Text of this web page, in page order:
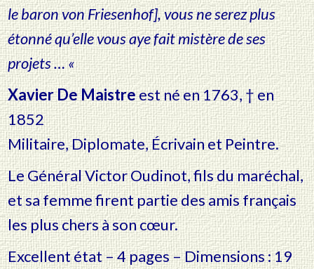
le baron von Friesenhof], vous ne serez plus
étonné qu’elle vous aye fait mistère de ses
projets … «
Xavier De Maistreest né en 1763, † en
1852
Militaire, Diplomate, Écrivain et Peintre.
Le Général Victor Oudinot, fils du maréchal,
et sa femme firent partie des amis français
les plus chers à son cœur.
Excellent état – 4 pages – Dimensions : 19